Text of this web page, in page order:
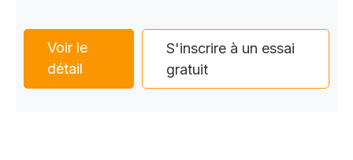
Voir le
détail
S'inscrire à un essai
gratuit